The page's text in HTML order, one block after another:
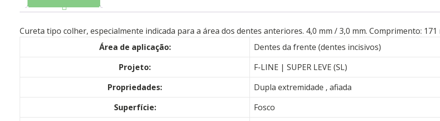
Cureta tipo colher, especialmente indicada para a área dos dentes anteriores. 4,0 mm / 3,0 mm. Comprimento: 171
Área de aplicação:
Dentes da frente (dentes incisivos)
Projeto:
F-LINE | SUPER LEVE (SL)
Propriedades:
Dupla extremidade , afiada
Superfície:
Fosco